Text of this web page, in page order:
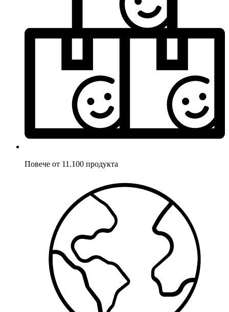
Повече от 11.100 продукта